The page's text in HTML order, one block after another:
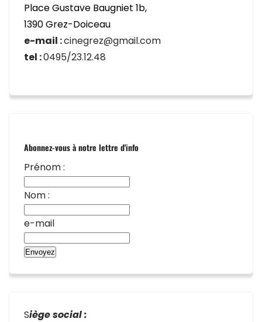
Place Gustave Baugniet 1b,
1390 Grez-Doiceau
e-mail :cinegrez@gmail.com
tel :0495/23.12.48
Abonnez-vous à notre lettre d'info
Prénom :
Nom :
e-mail
Siège social :